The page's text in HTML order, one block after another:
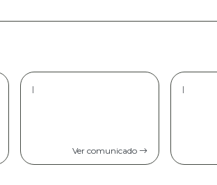
|
Ver comunicado
|